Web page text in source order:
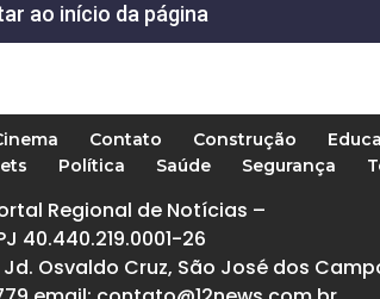
ao início da página
Contato Construção
Política Saúde Segurança
Regional de Notícias –
40.440.219.0001-26
Osvaldo Cruz, São José dos